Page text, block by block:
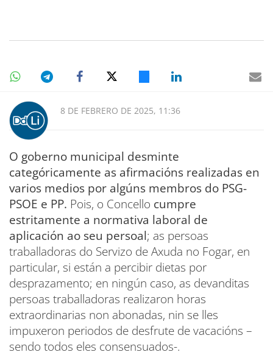
8 DE FEBRERO DE 2025, 11:36
O goberno municipal desminte
categóricamente as afirmacións realizadas en
varios medios por algúns membros do PSG-
PSOE e PP. Pois, o Concello cumpre
estritamente a normativa laboral de
aplicación ao seu persoal; as persoas
traballadoras do Servizo de Axuda no Fogar, en
particular, si están a percibir dietas por
desprazamento; en ningún caso, as devanditas
persoas traballadoras realizaron horas
extraordinarias non abonadas, nin se lles
impuxeron periodos de desfrute de vacacións –
sendo todos eles consensuados-.